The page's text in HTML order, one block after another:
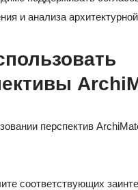
и анализа
перспектив
соответствующих